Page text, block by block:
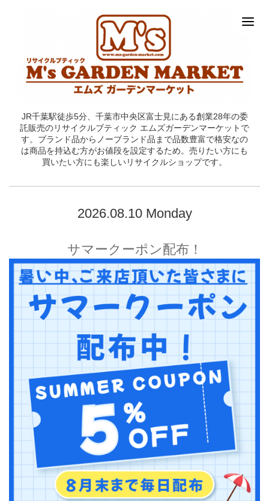
JR千葉駅徒歩5分、千葉市中央区富士見にある創業28年の委
託販売のリサイクルブティック エムズガーデンマーケットで
す。ブランド品からノーブランド品まで品数豊富で格安なの
は商品を持込む方がお値段を設定するため。売りたい方にも
買いたい方にも楽しいリサイクルショップです。
2026.08.10 Monday
サマークーポン配布！